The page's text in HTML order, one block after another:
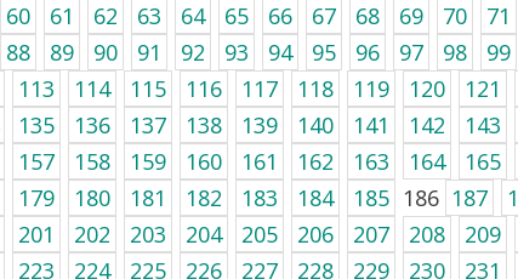
60 61 62 63 64 65 66 67 68 69 70 71
88 89 90 91 92 93 94 95 96 97 98 99
113 114 115 116 117 118 119 120 121
135 136 137 138 139 140 141 142 143
157 158 159 160 161 162 163 164 165
179 180 181 182 183 184 185 186 187
201 202 203 204 205 206 207 208 209
223 224 225 226 227 228 229 230 231